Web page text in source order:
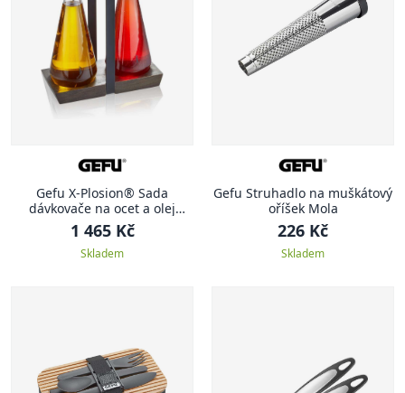
Gefu X-Plosion® Sada
dávkovače na ocet a olej
včetně stojánku
1 465 Kč
Skladem
Gefu Struhadlo na muškátový
oříšek Mola
226 Kč
Skladem